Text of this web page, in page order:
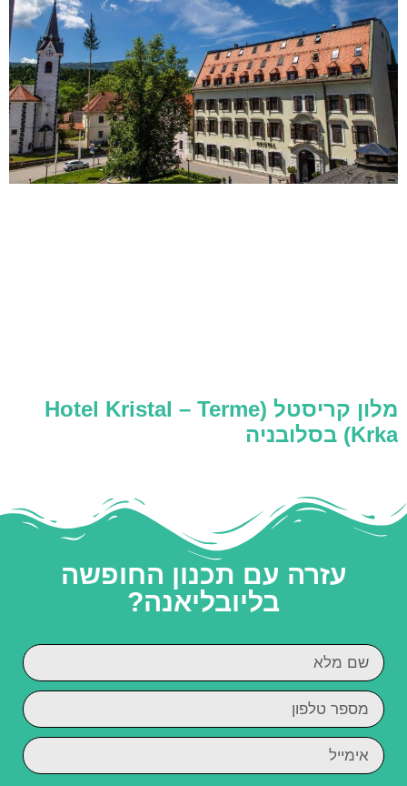
מלון קריסטל (Hotel Kristal – Terme
Krka) בסלובניה
עזרה עם תכנון החופשה
בליובליאנה?